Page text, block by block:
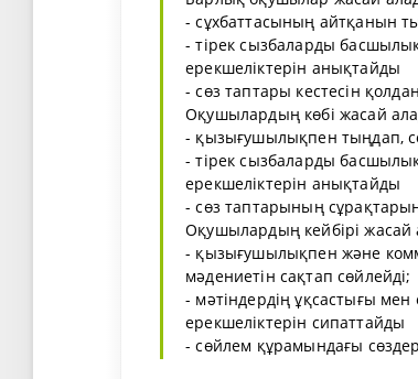
- сұхбаттасының айтқанын
- тірек сызбаларды
ерекшеліктерін анықтайды
- сөз таптары кестесін
Оқушылардың көбі жасай
- қызығушылықпен тыңдап,
- тірек сызбаларды
ерекшеліктерін анықтайды
- сөз таптарының
Оқушылардың кейбірі жасай
- қызығушылықпен және
мәдениетін сақтап сөйлейді;
- мәтіндердің ұқсастығы
ерекшеліктерін сипаттайды
- сөйлем құрамындағы